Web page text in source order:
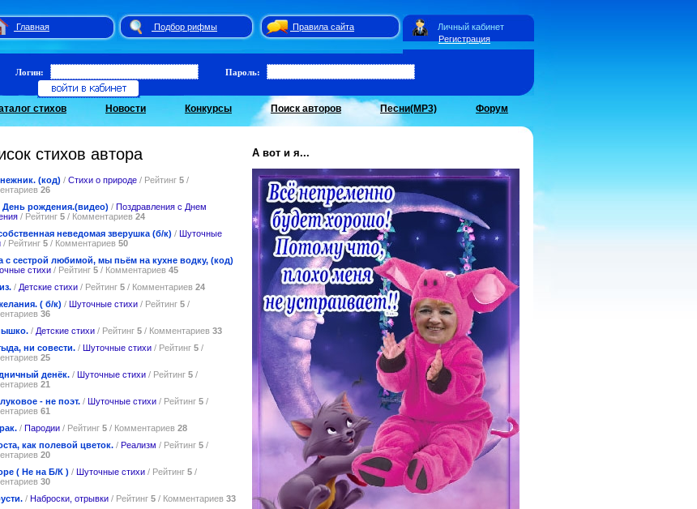
Главная Подбор рифмы
Правила сайта
Регистрация
Личный кабинет
Логин: Пароль:
стихов Новости Конкурсы Поиск авторов Песни(MP3) Форум
стихов автора
(код) / Стихи о природе / Рейтинг 5 /
26
День рождения.(видео) / Поздравления с Днем
/ Рейтинг 5 / Комментариев 24
неведомая зверушка (б/к) / Шуточные
/ Рейтинг 5 / Комментариев 50
с сестрой любимой, мы пьём на кухне водку, (код)
стихи / Рейтинг 5 / Комментариев 45
/ Детские стихи / Рейтинг 5 / Комментариев 24
( б/к) / Шуточные стихи / Рейтинг 5 /
36
/ Детские стихи / Рейтинг 5 / Комментариев 33
ни совести. / Шуточные стихи / Рейтинг 5 /
25
денёк. / Шуточные стихи / Рейтинг 5 /
21
- не поэт. / Шуточные стихи / Рейтинг 5 /
61
/ Пародии / Рейтинг 5 / Комментариев 28
как полевой цветок. / Реализм / Рейтинг 5 /
20
( Не на Б/К ) / Шуточные стихи / Рейтинг 5 /
30
/ Наброски, отрывки / Рейтинг 5 / Комментариев 33
А вот и я...